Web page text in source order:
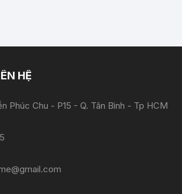
HỆ
Phúc Chu - P15 - Q. Tân Bình - Tp HCM